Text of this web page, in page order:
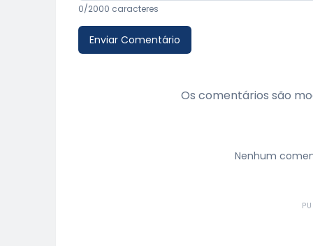
0/2000 caracteres
Enviar Comentário
Os comentários são
Nenhum